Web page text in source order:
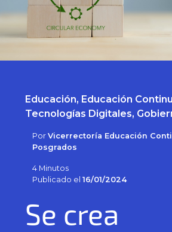
Educación, Educación
Tecnologías Digitales,
Por Vicerrectoría Educación
Posgrados
4 Minutos
Publicado el 16/01/2024
Se crea